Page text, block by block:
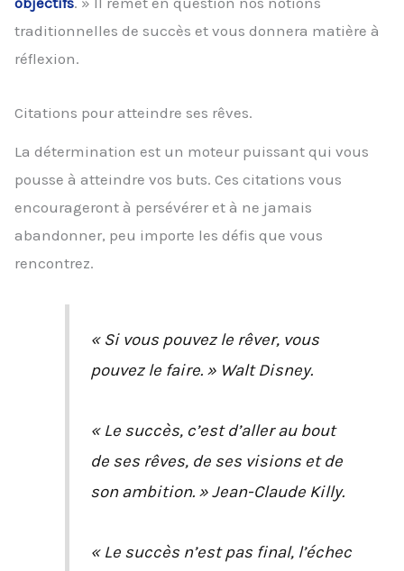
traditionnelles de succès et vous donnera matière à
réflexion.
Citations pour atteindre ses rêves.
La détermination est un moteur puissant qui vous
pousse à atteindre vos buts. Ces citations vous
encourageront à persévérer et à ne jamais
abandonner, peu importe les défis que vous
rencontrez.
« Si vous pouvez le rêver, vous
pouvez le faire. » Walt Disney.
« Le succès, c’est d’aller au bout
de ses rêves, de ses visions et de
son ambition. » Jean-Claude Killy.
« Le succès n’est pas final, l’échec